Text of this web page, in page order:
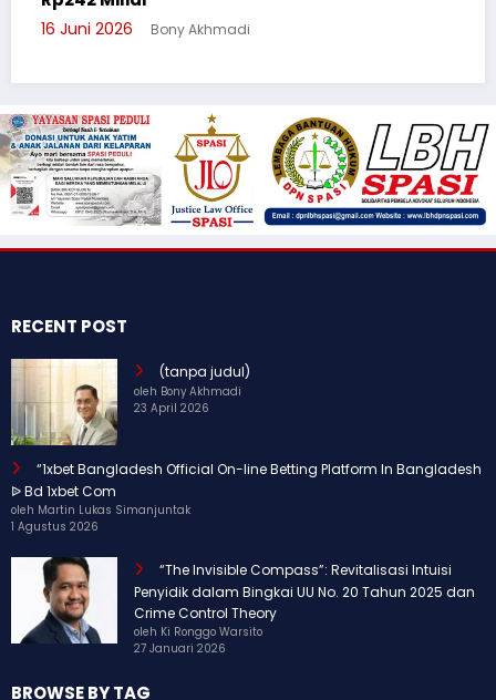
3 Juni 2026
RECENT POST
(tanpa judul)
oleh Bony Akhmadi
23 April 2026
“1xbet Bangladesh Official On-line Betting Platform In Bangladesh
ᐉ Bd 1xbet Com
oleh Martin Lukas Simanjuntak
1 Agustus 2026
“The Invisible Compass”: Revitalisasi Intuisi
Penyidik dalam Bingkai UU No. 20 Tahun 2025 dan
Crime Control Theory
oleh Ki Ronggo Warsito